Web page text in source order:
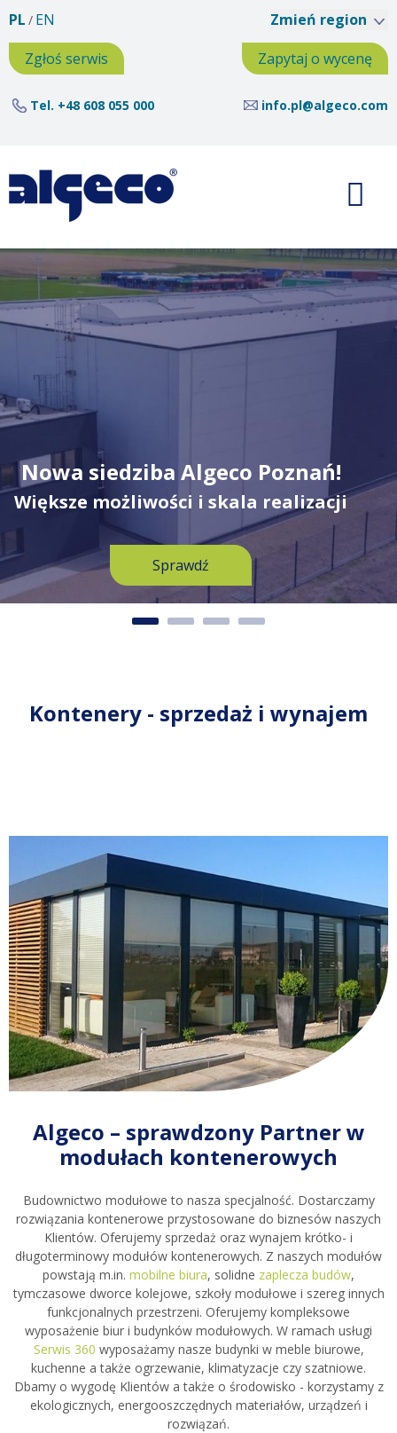
PL EN
Zgłoś serwis
Zapytaj o wycenę
Tel. +48 608 055 000 info.pl@algeco.com
Zmień region
Nowa siedziba Algeco Poznań!
Większe możliwości i skala realizacji
Sprawdź
Kontenery - sprzedaż i wynajem
Algeco – sprawdzony Partner w
modułach kontenerowych
Budownictwo modułowe to nasza specjalność. Dostarczamy
rozwiązania kontenerowe przystosowane do biznesów naszych
Klientów. Oferujemy sprzedaż oraz wynajem krótko- i
długoterminowy modułów kontenerowych. Z naszych modułów
powstają m.in. mobilne biura, solidne zaplecza budów,
tymczasowe dworce kolejowe, szkoły modułowe i szereg innych
funkcjonalnych przestrzeni. Oferujemy kompleksowe
wyposażenie biur i budynków modułowych. W ramach usługi
Serwis 360 wyposażamy nasze budynki w meble biurowe,
kuchenne a także ogrzewanie, klimatyzacje czy szatniowe.
Dbamy o wygodę Klientów a także o środowisko - korzystamy z
ekologicznych, energooszczędnych materiałów, urządzeń i
rozwiązań.